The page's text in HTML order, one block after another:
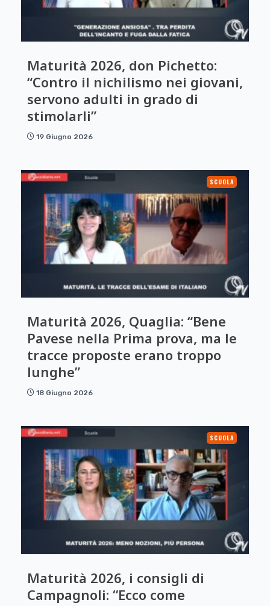
Maturità 2026, don Pichetto:
“Contro il nichilismo nei giovani,
servono adulti in grado di
stimolarli”
19 Giugno 2026
SCUOLA
Maturità 2026, Quaglia: “Bene
Pavese nella Prima prova, ma le
tracce proposte erano troppo
lunghe”
18 Giugno 2026
SCUOLA
Maturità 2026, i consigli di
Campagnoli: “Ecco come